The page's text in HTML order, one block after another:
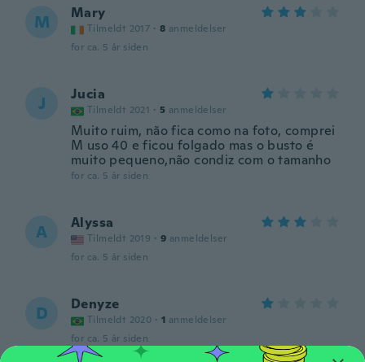
M Mary
Tilmeldt 2017 · 8 anmeldelser
for ca. 5 år siden
J Jucia
Tilmeldt 2021 · 5 anmeldelser
Muito ruim, não fica como na foto, comprei
M uso 40 e ficou folgado mas o busto é
muito pequeno,não condiz com o tamanho
for ca. 5 år siden
A Alyssa
Tilmeldt 2019 · 9 anmeldelser
for ca. 5 år siden
D Denyze
Tilmeldt 2020 · 1 anmeldelser
for ca. 5 år siden